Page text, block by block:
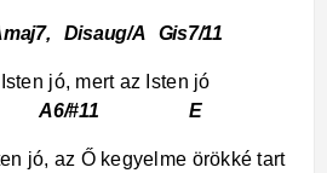
Disaug/A Gis7/11
jó, mert az Isten jó
A6/#11 E
jó, az Ő kegyelme örökké tart